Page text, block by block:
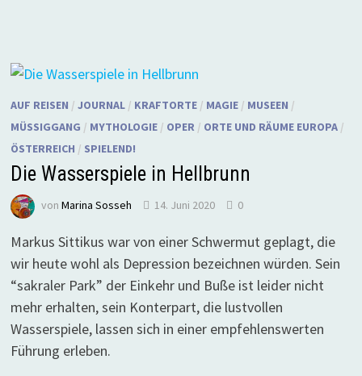
AUF REISEN / JOURNAL/ KRAFTORTE/ MAGIE/ MUSEEN /
MÜSSIGGANG
/ MYTHOLOGIE/ OPER / ORTE UND RÄUME EUROPA/
ÖSTERREICH / SPIELEND!
Die Wasserspiele in Hellbrunn
von Marina Sosseh 14. Juni 2020 0
Markus Sittikus war von einer Schwermut geplagt, die
wir heute wohl als Depression bezeichnen würden. Sein
“sakraler Park” der Einkehr und Buße ist leider nicht
mehr erhalten, sein Konterpart, die lustvollen
Wasserspiele, lassen sich in einer empfehlenswerten
Führung erleben.